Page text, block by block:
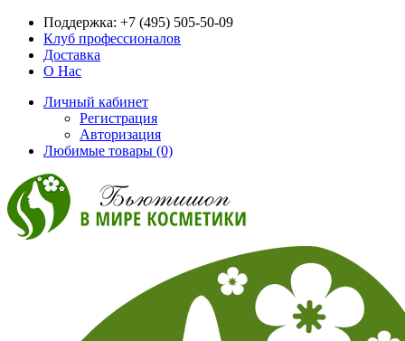
Поддержка: +7 (495) 505-50-09
Клуб профессионалов
Доставка
О Нас
Личный кабинет
Регистрация
Авторизация
Любимые товары (0)